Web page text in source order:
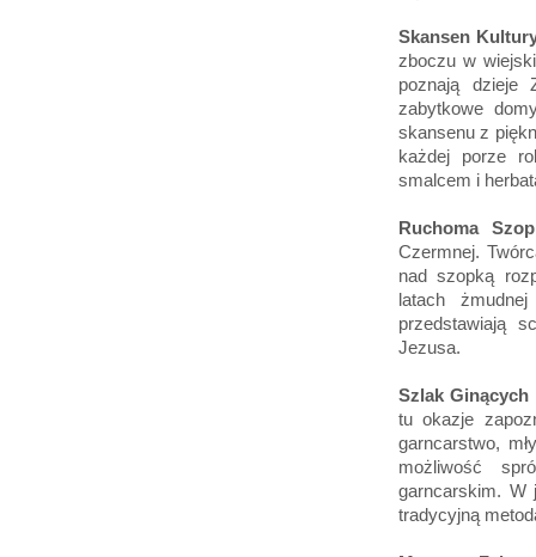
Skansen
zboczu w
poznają dzieje
zabytkowe
skansenu z
każdej porze
smalcem i
Ruchoma
Czermnej.
nad szopką
latach
przedstawiają
Jezusa.
Szlak Ginących
tu okazje
garncarstwo,
możliwość
garncarskim. W
tradycyjną